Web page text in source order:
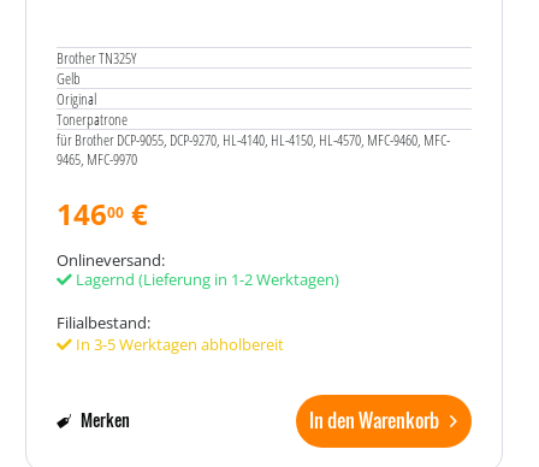
Brother TN325Y
Gelb
Original
Tonerpatrone
für Brother DCP-9055, DCP-9270, HL-4140, HL-4150, HL-4570, MFC-9460, MFC-
9465, MFC-9970
14600 €
Onlineversand:
Lagernd (Lieferung in 1-2 Werktagen)
Filialbestand:
In 3-5 Werktagen abholbereit
In den Warenkorb
Merken